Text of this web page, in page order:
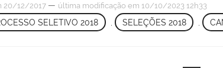
20/12/2017 — última modificação em 10/10/2023 12h33
SELETIVO 2018 SELEÇÕES 2018 ,